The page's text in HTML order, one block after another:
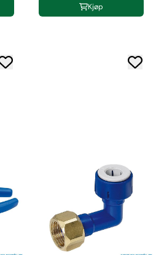
Kjøp